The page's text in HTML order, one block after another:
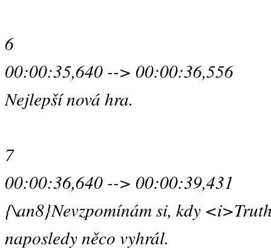
6
00:00:35,640 --> 00:00:36,556
Nejlepší nová hra.
7
00:00:36,640 --> 00:00:39,431
{\an8}Nevzpomínám si, kdy
naposledy něco vyhrál.